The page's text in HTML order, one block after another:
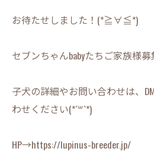
お待たせしました！(*≧∀≦*)
セブンちゃんbabyたちご家族
子犬の詳細やお問い合わせは、
わせください(*´꒳`*)
HP→https://lupinus-breeder.jp/